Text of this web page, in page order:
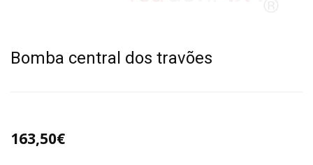
Bomba central dos travões
163,50€